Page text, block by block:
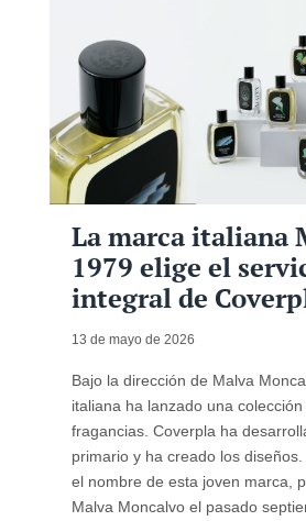
La marca italiana
1979 elige el
integral de
13 de mayo de 2026
Bajo la dirección de Malva
italiana ha lanzado una
fragancias. Coverpla ha
primario y ha creado los
el nombre de esta joven marca,
Malva Moncalvo el pasado